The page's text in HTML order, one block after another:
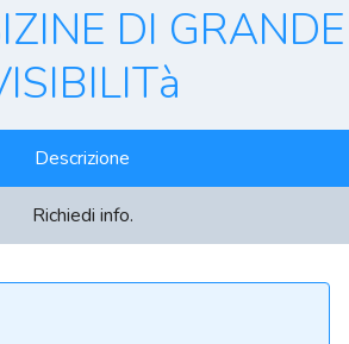
DI GRANDE
Descrizione
Richiedi info.